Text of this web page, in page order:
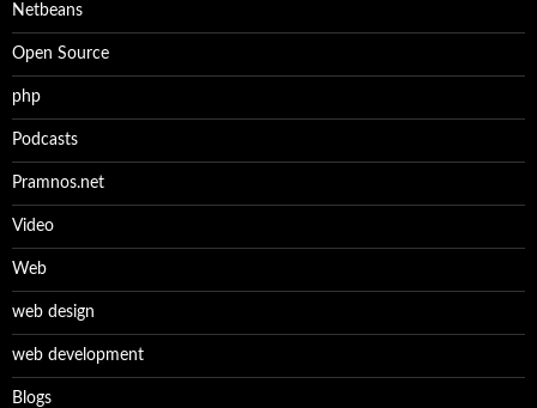
Netbeans
Open Source
php
Podcasts
Pramnos.net
Video
Web
web design
web development
Βlogs